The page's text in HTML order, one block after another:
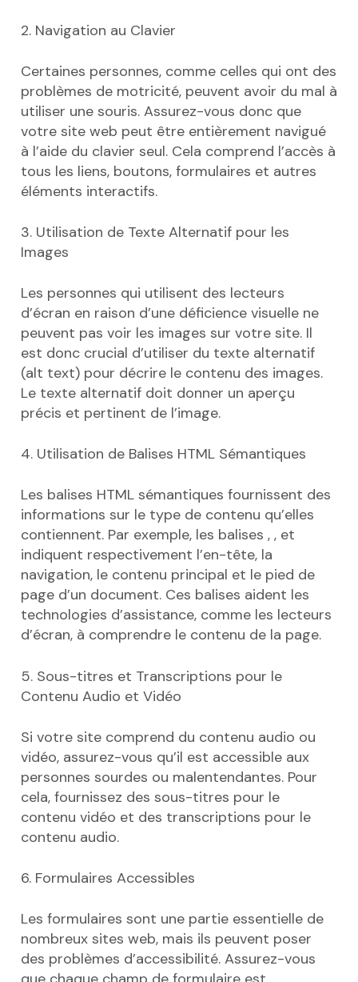
2. Navigation au Clavier
Certaines personnes, comme celles qui ont des
problèmes de motricité, peuvent avoir du mal à
utiliser une souris. Assurez-vous donc que
votre site web peut être entièrement navigué
à l’aide du clavier seul. Cela comprend l’accès à
tous les liens, boutons, formulaires et autres
éléments interactifs.
3. Utilisation de Texte Alternatif pour les
Images
Les personnes qui utilisent des lecteurs
d’écran en raison d’une déficience visuelle ne
peuvent pas voir les images sur votre site. Il
est donc crucial d’utiliser du texte alternatif
(alt text) pour décrire le contenu des images.
Le texte alternatif doit donner un aperçu
précis et pertinent de l’image.
4. Utilisation de Balises HTML Sémantiques
Les balises HTML sémantiques fournissent des
informations sur le type de contenu qu’elles
contiennent. Par exemple, les balises , , et
indiquent respectivement l’en-tête, la
navigation, le contenu principal et le pied de
page d’un document. Ces balises aident les
technologies d’assistance, comme les lecteurs
d’écran, à comprendre le contenu de la page.
5. Sous-titres et Transcriptions pour le
Contenu Audio et Vidéo
Si votre site comprend du contenu audio ou
vidéo, assurez-vous qu’il est accessible aux
personnes sourdes ou malentendantes. Pour
cela, fournissez des sous-titres pour le
contenu vidéo et des transcriptions pour le
contenu audio.
6. Formulaires Accessibles
Les formulaires sont une partie essentielle de
nombreux sites web, mais ils peuvent poser
des problèmes d’accessibilité. Assurez-vous